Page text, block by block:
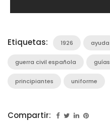
Etiquetas: 1926 ayuda
guerra civil española guías
principiantes uniforme
Compartir: